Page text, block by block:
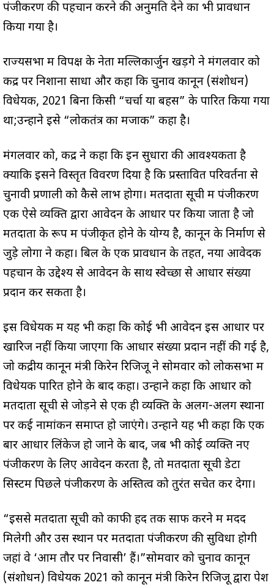
पंजीकरण की पहचान करने की अनुमति देने का भी प्रावधान
किया गया है।
राज्यसभा में विपक्ष के नेता मल्लिकार्जुन खड़गे ने मंगलवार को
केंद्र पर निशाना साधा और कहा कि चुनाव कानून (संशोधन)
विधेयक, 2021 बिना किसी “चर्चा या बहस” के पारित किया गया
था;उन्होंने इसे “लोकतंत्र का मजाक” कहा है।
मंगलवार को, केंद्र ने कहा कि इन सुधारों की आवश्यकता है
क्योंकि इसने विस्तृत विवरण दिया है कि प्रस्तावित परिवर्तनों से
चुनावी प्रणाली को कैसे लाभ होगा। मतदाता सूची में पंजीकरण
एक ऐसे व्यक्ति द्वारा आवेदन के आधार पर किया जाता है जो
मतदाता के रूप में पंजीकृत होने के योग्य है, कानून के निर्माण से
जुड़े लोगों ने कहा। बिल के एक प्रावधान के तहत, नया आवेदक
पहचान के उद्देश्य से आवेदन के साथ स्वेच्छा से आधार संख्या
प्रदान कर सकता है।
इस विधेयक में यह भी कहा कि कोई भी आवेदन इस आधार पर
खारिज नहीं किया जाएगा कि आधार संख्या प्रदान नहीं की गई है,
जो केंद्रीय कानून मंत्री किरेन रिजिजू ने सोमवार को लोकसभा में
विधेयक पारित होने के बाद कहा। उन्होंने कहा कि आधार को
मतदाता सूची से जोड़ने से एक ही व्यक्ति के अलग-अलग स्थानों
पर कई नामांकन समाप्त हो जाएंगे। उन्होंने यह भी कहा कि एक
बार आधार लिंकेज हो जाने के बाद, जब भी कोई व्यक्ति नए
पंजीकरण के लिए आवेदन करता है, तो मतदाता सूची डेटा
सिस्टम पिछले पंजीकरण के अस्तित्व को तुरंत सचेत कर देगा।
“इससे मतदाता सूची को काफी हद तक साफ करने में मदद
मिलेगी और उस स्थान पर मतदाता पंजीकरण की सुविधा होगी
जहां वे ‘आम तौर पर निवासी’ हैं।”सोमवार को चुनाव कानून
(संशोधन) विधेयक 2021 को कानून मंत्री किरेन रिजिजू द्वारा पेश